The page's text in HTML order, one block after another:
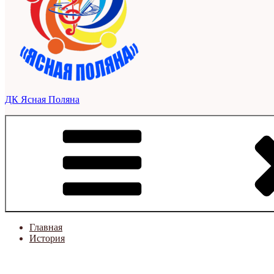
ДК Ясная Поляна
Главная
История